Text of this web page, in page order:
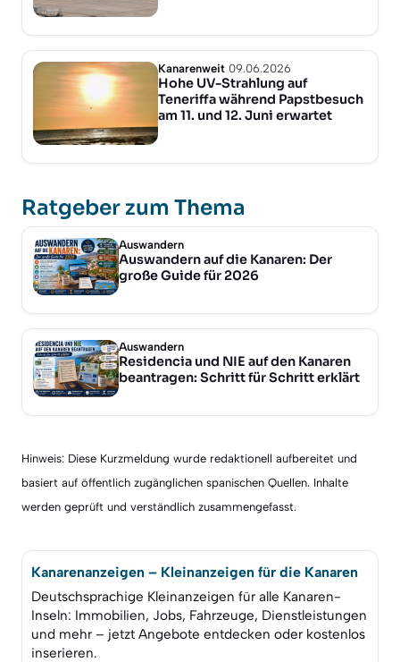
Kanarenweit 09.06.2026
Hohe UV-Strahlung auf
Teneriffa während Papstbesuch
am 11. und 12. Juni erwartet
Ratgeber zum Thema
Auswandern
Auswandern auf die Kanaren: Der
große Guide für 2026
Auswandern
Residencia und NIE auf den Kanaren
beantragen: Schritt für Schritt erklärt
Hinweis: Diese Kurzmeldung wurde redaktionell aufbereitet und
basiert auf öffentlich zugänglichen spanischen Quellen. Inhalte
werden geprüft und verständlich zusammengefasst.
Kanarenanzeigen – Kleinanzeigen für die Kanaren
Deutschsprachige Kleinanzeigen für alle Kanaren-
Inseln: Immobilien, Jobs, Fahrzeuge, Dienstleistungen
und mehr – jetzt Angebote entdecken oder kostenlos
inserieren.